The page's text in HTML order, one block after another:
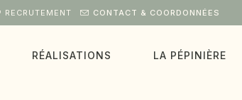
RECRUTEMENT CONTACT & COORDONNÉES
RÉALISATIONS LA PÉPINIÈRE